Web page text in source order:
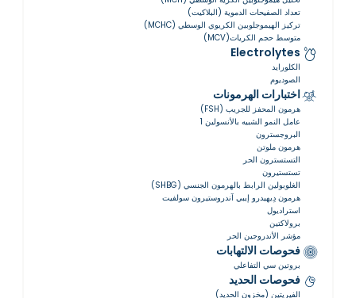
تعداد الصفيحات الدموية (البلاكيت)
تركيز الهيموجلوبين الكريوي الوسطي (MCHC)
متوسط حجم الكريات(MCV)
Electrolytes
الكلورايد
الصوديوم
اختبارات الهرمونات
هرمون المحفز للجريب (FSH)
عامل النمو الشبيه بالأنسولين 1
البروجسترون
هرمون ملوتن
التستسترون الحر
تستستيرون
الغلوبولين الرابط بالهرمون الجنسي (SHBG)
هرمون دِيهيدرو إيبي آندروستيرون سولفيت
استراديول
برولاكتين
مؤشر الأندروجين الحر
فحوصات الالتهابات
بروتين سي التفاعلي
فحوصات الحديد
الفيريتين (مخزون الحديد)